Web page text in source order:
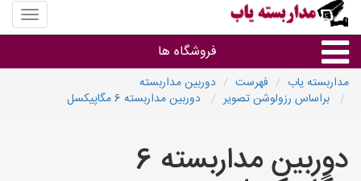
منوی
سایت
یاب
فروشگاه ها
براساس مشخصات ظاهری
براساس برند
مداربسته یاب فهرست
دوربین مداربسته
براساس رزولوشن تصویر
دوربین مداربسته 6 مگاپیکسل
دوربین مداربسته 6